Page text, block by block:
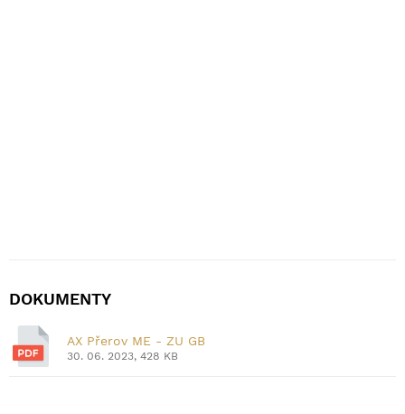
DOKUMENTY
AX Přerov ME - ZU GB
30. 06. 2023, 428 KB